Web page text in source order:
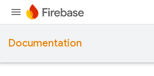
Documentation